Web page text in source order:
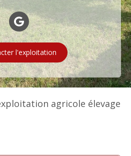
l'exploitation
agricole élevage